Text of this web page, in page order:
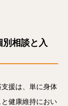
別相談と 入
援は、単に身体
健康維持におい